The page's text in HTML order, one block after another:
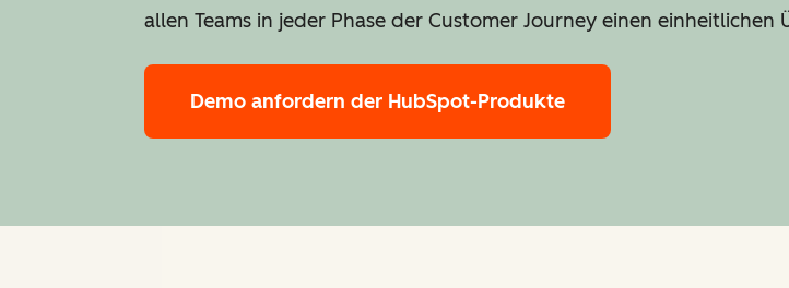
allen Teams in jeder Phase der Customer Journey einen
Demo anfordern der HubSpot-Produkte